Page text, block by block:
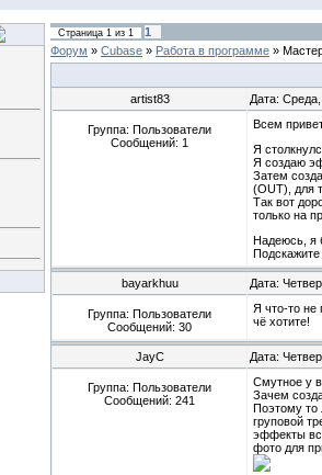
Страница 1 из 1
1
Форум » Cubase » Работа в программе »
artist83 Дата:
Группа: Пользователи
Сообщений: 1
Всем
Я
Я создаю
Затем
(OUT), для
Так вот
только на
Надеюсь, я
Подскажите
bayarkhuu Дата:
Группа: Пользователи
Сообщений: 30
Я что-то не
чё хотите!
JayC Дата:
Группа: Пользователи
Сообщений: 241
Смутное у
Зачем
Поэтому то
груповой
эффекты
фото для